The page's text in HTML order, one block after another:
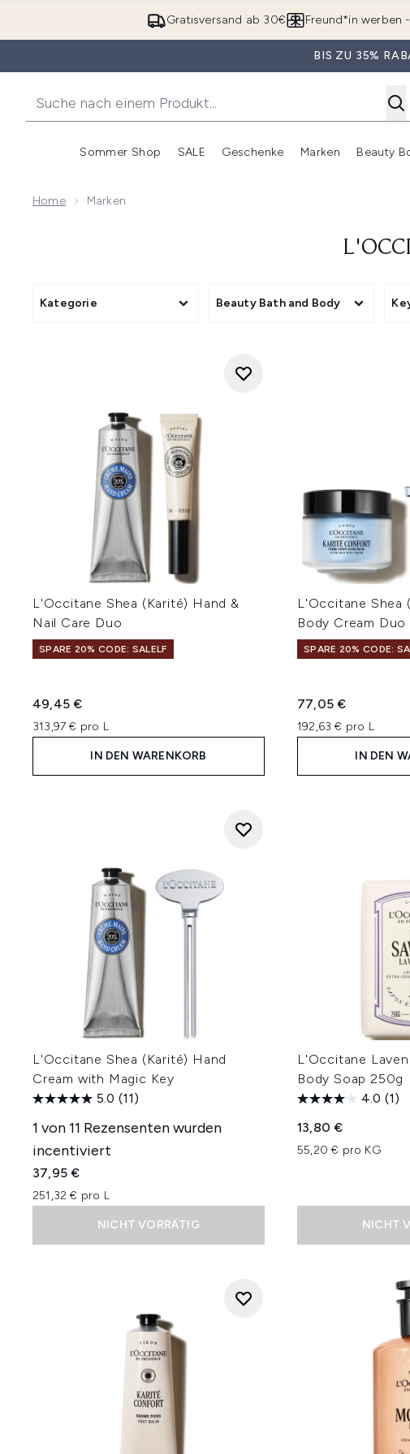
Gratisversand ab 30€ Freund*in werben
BIS ZU 35%
Sommer Shop
Untermenü Anmelden (Sommer Shop)
SALE
Untermenü Anmelden (SALE)
Geschenke Marken Beauty
Home Marken
Kategorie Beauty Bath and Body
L'Occitane Shea (Karité) Hand &
Nail Care Duo
SPARE 20% CODE: SALELF
49,45 €
313,97 € pro L
IN DEN WARENKORB
L'Occitane Shea
Body Cream Duo
SPARE 20% CODE:
77,05 €
192,63 € pro L
IN DEN
L'Occitane Shea (Karité) Hand
Cream with Magic Key
5.0 (11)
1 von 11 Rezensenten wurden
incentiviert
37,95 €
251,32 € pro L
NICHT VORRÄTIG
L'Occitane
Body Soap 250g
4.0 (1)
13,80 €
55,20 € pro KG
NICHT